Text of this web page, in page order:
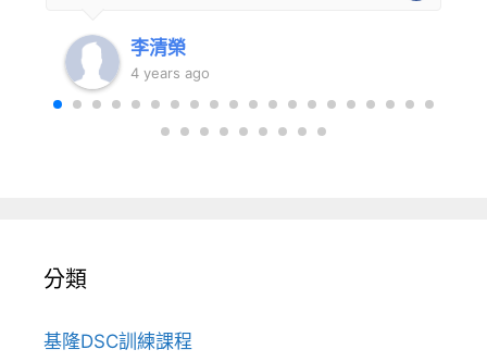
李清榮
4 years ago
分類
基隆DSC訓練課程